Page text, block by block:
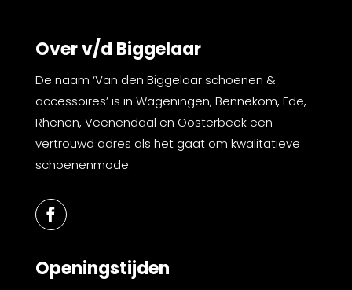
Over v/d Biggelaar
De naam ‘Van den Biggelaar schoenen &
accessoires’ is in Wageningen, Bennekom, Ede,
Rhenen, Veenendaal en Oosterbeek een
vertrouwd adres als het gaat om kwalitatieve
schoenenmode.
Openingstijden